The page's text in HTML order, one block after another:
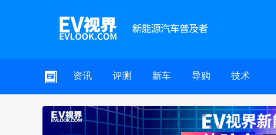
资讯 评测 新车 导购 技术